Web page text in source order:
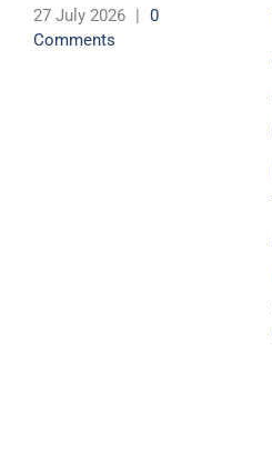
27 July 2026 | 0
Comments